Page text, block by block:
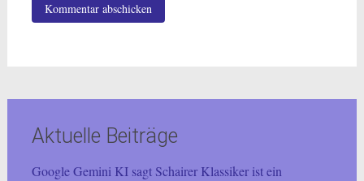
Aktuelle Beiträge
Google Gemini KI sagt Schairer Klassiker ist ein